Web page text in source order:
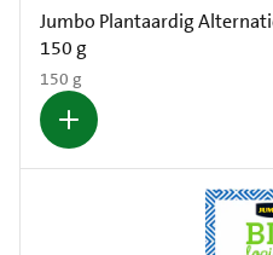
Jumbo Plantaardig
150 g
150 g